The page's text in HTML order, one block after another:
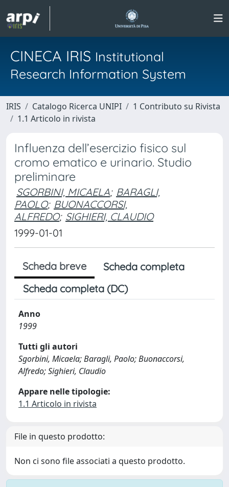
CINECA IRIS Institutional
Research Information System
IRIS Catalogo Ricerca UNIPI
1 Contributo su Rivista
1.1 Articolo in rivista
Influenza dell’esercizio fisico sul
cromo ematico e urinario. Studio
preliminare
SGORBINI, MICAELA; BARAGLI,
PAOLO; BUONACCORSI,
ALFREDO; SIGHIERI, CLAUDIO
1999-01-01
Scheda breve
Scheda completa
Scheda completa (DC)
Anno
1999
Tutti gli autori
Sgorbini, Micaela; Baragli, Paolo; Buonaccorsi,
Alfredo; Sighieri, Claudio
Appare nelle tipologie:
1.1 Articolo in rivista
File in questo prodotto:
Non ci sono file associati a questo prodotto.